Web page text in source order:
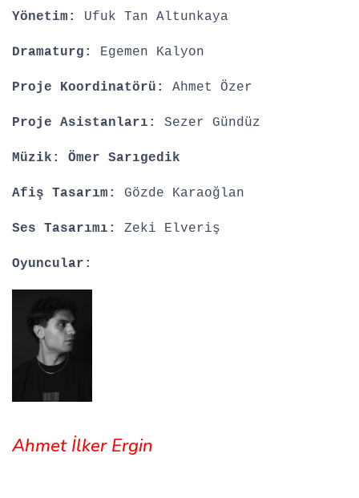
Yönetim: Ufuk Tan Altunkaya
Dramaturg: Egemen Kalyon
Proje Koordinatörü: Ahmet Özer
Proje Asistanları: Sezer Gündüz
Müzik: Ömer Sarıgedik
Afiş Tasarım: Gözde Karaoğlan
Ses Tasarımı: Zeki Elveriş
Oyuncular:
Ahmet İlker Ergin